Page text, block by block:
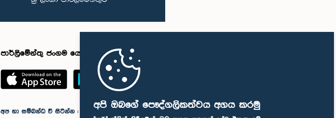
අපි ඔබගේ පෞද්ගලිකත්වය අගය කරමු
පාර්ලිමේන්තු ජංගම යෙදුම
අප හා සම්බන්ධ වී සිටින්න :